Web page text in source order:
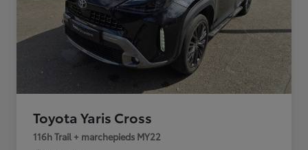
Toyota Yaris Cross
116h Trail + marchepieds MY22